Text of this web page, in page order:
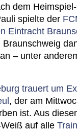
dem
spielte der
Eintracht
Braunschweig
– unter
trauert um
, der am
ist. Aus
auf alle